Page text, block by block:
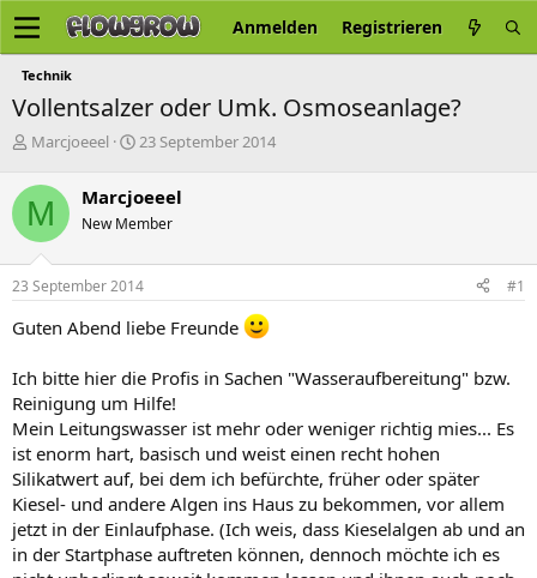
Anmelden Registrieren
Technik
Vollentsalzer oder Umk. Osmoseanlage?
E
s
t
e
l
l
e
Marcjoeeel
E
t
e
l
t
m
23 September 2014
M Marcjoeeel
New Member
23 September 2014 #1
Guten Abend liebe Freunde
Ich bitte hier die Profis in Sachen "Wasseraufbereitung" bzw.
Reinigung um Hilfe!
Mein Leitungswasser ist mehr oder weniger richtig mies... Es
ist enorm hart, basisch und weist einen recht hohen
Silikatwert auf, bei dem ich befürchte, früher oder später
Kiesel- und andere Algen ins Haus zu bekommen, vor allem
jetzt in der Einlaufphase. (Ich weis, dass Kieselalgen ab und an
in der Startphase auftreten können, dennoch möchte ich es